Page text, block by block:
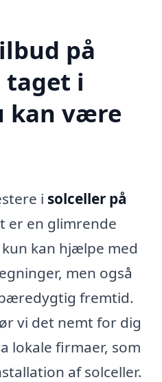
på
taget i
kan være
i solceller på
er en glimrende
kan hjælpe med
men også
fremtid.
vi det nemt for dig
lokale firmaer, som
af solceller.